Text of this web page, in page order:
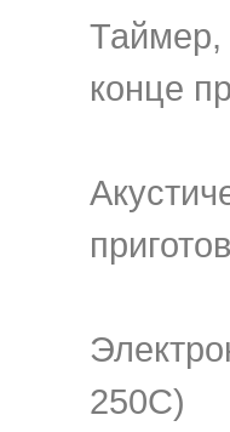
Таймер,
конце
250С)